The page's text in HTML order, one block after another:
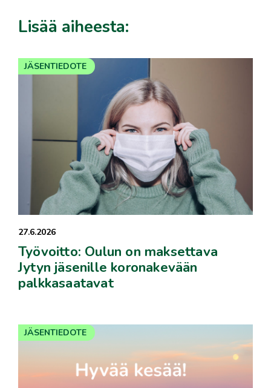
Lisää aiheesta:
27.6.2026
Työvoitto: Oulun on maksettava
Jytyn jäsenille koronakevään
palkkasaatavat
JÄSENTIEDOTE
JÄSENTIEDOTE